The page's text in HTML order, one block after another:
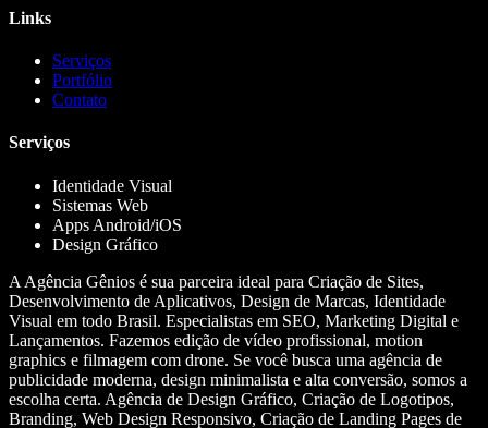
Links
Serviços
Portfólio
Contato
Serviços
Identidade Visual
Sistemas Web
Apps Android/iOS
Design Gráfico
A Agência Gênios é sua parceira ideal para Criação de Sites,
Desenvolvimento de Aplicativos, Design de Marcas, Identidade
Visual em todo Brasil. Especialistas em SEO, Marketing Digital e
Lançamentos. Fazemos edição de vídeo profissional, motion
graphics e filmagem com drone. Se você busca uma agência de
publicidade moderna, design minimalista e alta conversão, somos a
escolha certa. Agência de Design Gráfico, Criação de Logotipos,
Branding, Web Design Responsivo, Criação de Landing Pages de